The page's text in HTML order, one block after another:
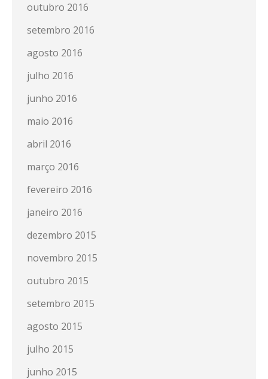
outubro 2016
setembro 2016
agosto 2016
julho 2016
junho 2016
maio 2016
abril 2016
março 2016
fevereiro 2016
janeiro 2016
dezembro 2015
novembro 2015
outubro 2015
setembro 2015
agosto 2015
julho 2015
junho 2015